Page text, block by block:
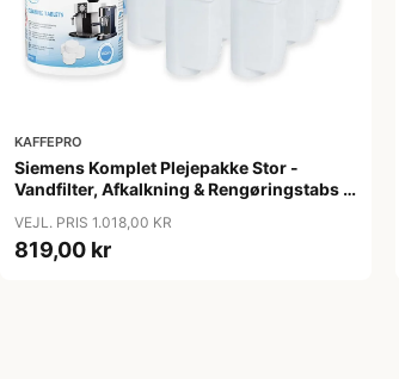
KAFFEPRO
Siemens Komplet Plejepakke Stor -
Vandfilter, Afkalkning & Rengøringstabs -
VEJL. PRIS 1.018,00 KR
819,00 kr